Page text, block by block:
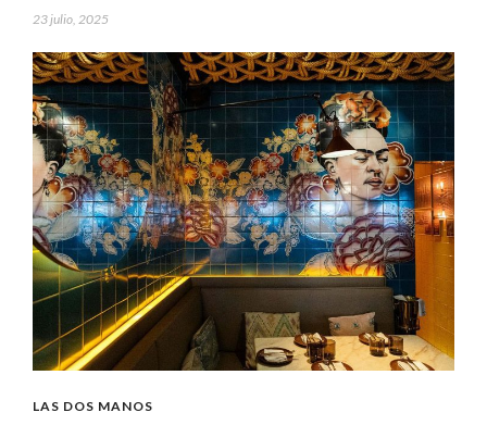
23 julio, 2025
LAS DOS MANOS